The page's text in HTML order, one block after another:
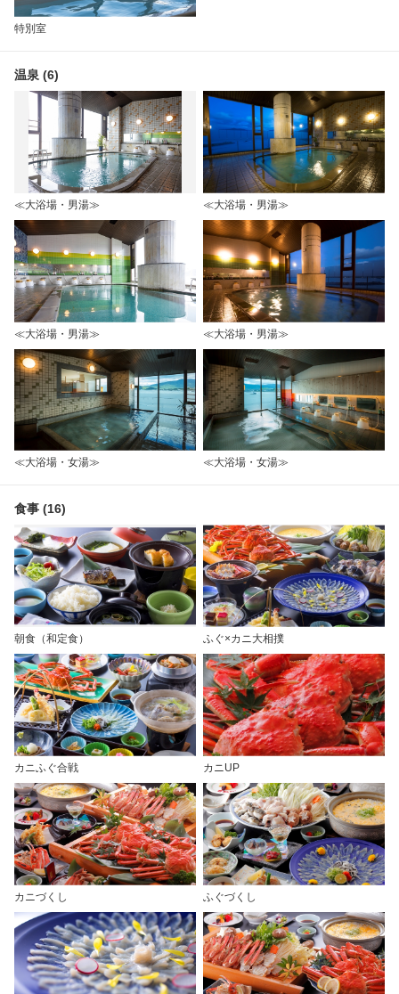
特別室
温泉 (6)
≪大浴場・男湯≫ ≪大浴場・男湯≫
≪大浴場・男湯≫ ≪大浴場・男湯≫
≪大浴場・女湯≫ ≪大浴場・女湯≫
食事 (16)
朝食（和定食） ふぐ×カニ大相撲
カニふぐ合戦 カニUP
カニづくし ふぐづくし